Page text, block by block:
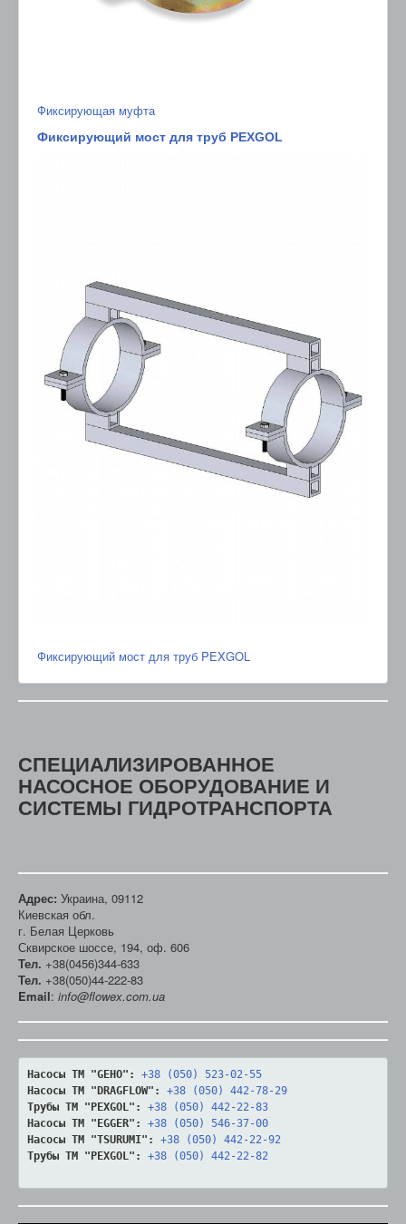
Фиксирующая муфта
Фиксирующий мост для труб PEXGOL
Фиксирующий мост для труб PEXGOL
СПЕЦИАЛИЗИРОВАННОЕ
НАСОСНОЕ ОБОРУДОВАНИЕ И
СИСТЕМЫ ГИДРОТРАНСПОРТА
Адрес: Украина, 09112
Киевская обл.
г. Белая Церковь
Сквирское шоссе, 194, оф. 606
Тел. +38(0456)344-633
Тел. +38(050)44-222-83
Email: info@flowex.com.ua
Насосы ТМ "GEHO":
+38 (050) 523-02-55
Насосы ТМ "DRAGFLOW":
+38 (050) 442-78-29
Трубы ТМ "PEXGOL":
+38 (050) 442-22-83
Насосы ТМ "EGGER":
+38 (050) 546-37-00
Насосы ТМ "TSURUMI":
+38 (050) 442-22-92
Трубы ТМ "PEXGOL":
+38 (050) 442-22-82